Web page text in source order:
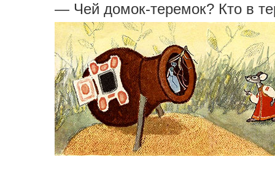
— Чей домок-теремок? Кто в